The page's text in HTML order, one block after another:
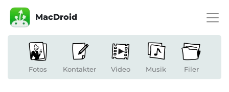
MacDroid
Fotos Kontakter Video Musik Filer